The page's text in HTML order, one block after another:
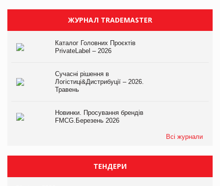
ЖУРНАЛ TRADEMASTER
Каталог Головних Проєктів
PrivateLabel – 2026
Сучасні рішення в
Логістиці&Дистрибуції – 2026.
Травень
Новинки. Просування брендів
FMCG.Березень 2026
Всі журнали
ТЕНДЕРИ